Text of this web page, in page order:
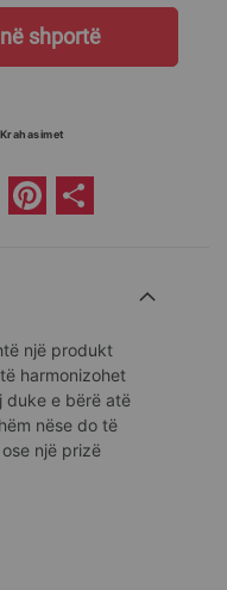
shportë
Messenger
Pinterest
një produkt
harmonizohet
duke e bërë atë
nëse do të
një prizë